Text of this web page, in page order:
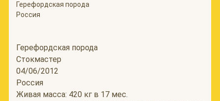
Герефордская порода
Россия
Герефордская порода
Стокмастер
04/06/2012
Россия
Живая масса: 420 кг в 17 мес.